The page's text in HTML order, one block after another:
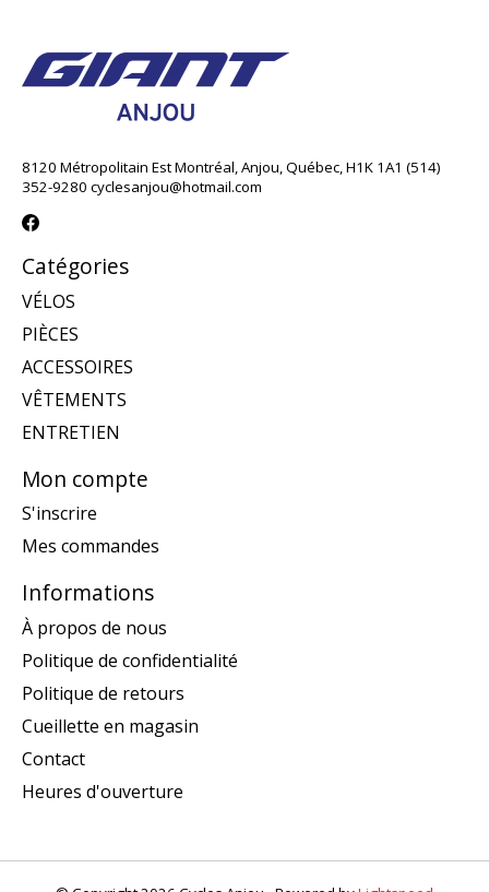
8120 Métropolitain Est Montréal, Anjou, Québec, H1K 1A1 (514)
352-9280 cyclesanjou@hotmail.com
Catégories
VÉLOS
PIÈCES
ACCESSOIRES
VÊTEMENTS
ENTRETIEN
Mon compte
S'inscrire
Mes commandes
Informations
À propos de nous
Politique de confidentialité
Politique de retours
Cueillette en magasin
Contact
Heures d'ouverture